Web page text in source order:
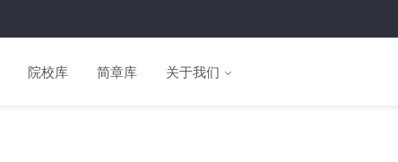
院校库 简章库 关于我们